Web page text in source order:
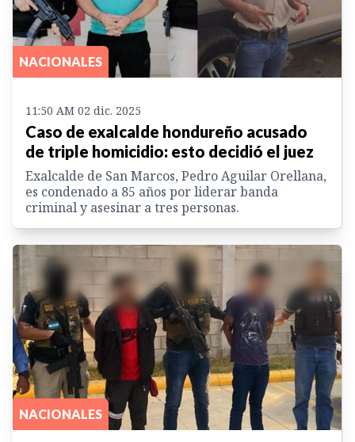
NACIONALES
11:50 AM 02 dic. 2025
Caso de exalcalde hondureño acusado
de triple homicidio: esto decidió el juez
Exalcalde de San Marcos, Pedro Aguilar Orellana,
es condenado a 85 años por liderar banda
criminal y asesinar a tres personas.
NACIONALES